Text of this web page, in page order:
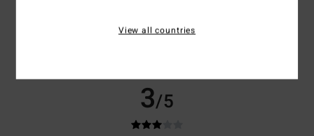
Preis-Leistungs-Verhältnis: 4/5 Größe
3/5
View all countries